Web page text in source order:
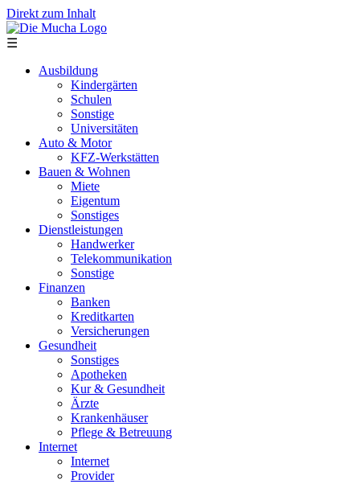
Direkt zum Inhalt
☰
Ausbildung
Kindergärten
Schulen
Sonstige
Universitäten
Auto & Motor
KFZ-Werkstätten
Bauen & Wohnen
Miete
Eigentum
Sonstiges
Dienstleistungen
Handwerker
Telekommunikation
Sonstige
Finanzen
Banken
Kreditkarten
Versicherungen
Gesundheit
Sonstiges
Apotheken
Kur & Gesundheit
Ärzte
Krankenhäuser
Pflege & Betreuung
Internet
Internet
Provider